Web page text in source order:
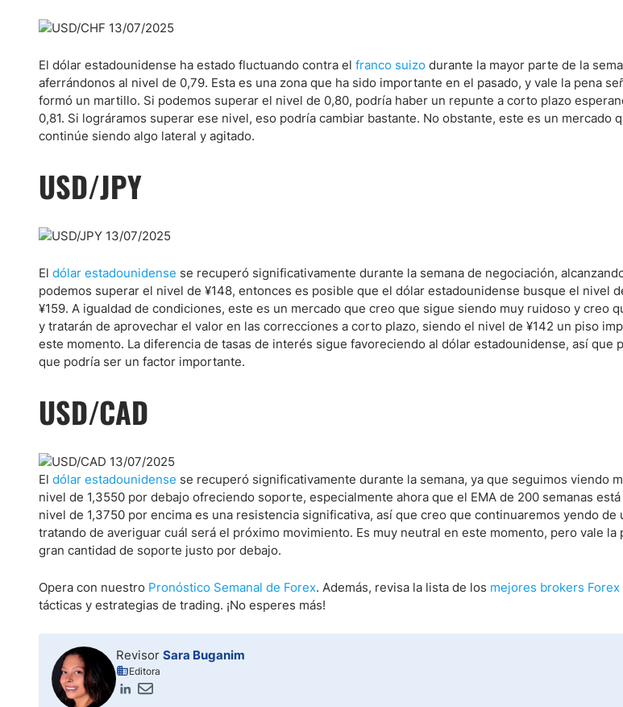
El dólar estadounidense ha estado fluctuando contra el franco suizo durante la mayor parte de la
aferrándonos al nivel de 0,79. Esta es una zona que ha sido importante en el pasado, y vale la pena
formó un martillo. Si podemos superar el nivel de 0,80, podría haber un repunte a corto plazo
0,81. Si lográramos superar ese nivel, eso podría cambiar bastante. No obstante, este es un mercado
continúe siendo algo lateral y agitado.
USD/JPY
El dólar estadounidense se recuperó significativamente durante la semana de negociación,
podemos superar el nivel de ¥148, entonces es posible que el dólar estadounidense busque el nivel
¥159. A igualdad de condiciones, este es un mercado que creo que sigue siendo muy ruidoso y creo
y tratarán de aprovechar el valor en las correcciones a corto plazo, siendo el nivel de ¥142 un piso
este momento. La diferencia de tasas de interés sigue favoreciendo al dólar estadounidense, así que
que podría ser un factor importante.
USD/CAD
El dólar estadounidense se recuperó significativamente durante la semana, ya que seguimos viendo
nivel de 1,3550 por debajo ofreciendo soporte, especialmente ahora que el EMA de 200 semanas
nivel de 1,3750 por encima es una resistencia significativa, así que creo que continuaremos yendo de
tratando de averiguar cuál será el próximo movimiento. Es muy neutral en este momento, pero vale la
gran cantidad de soporte justo por debajo.
Opera con nuestro Pronóstico Semanal de Forex. Además, revisa la lista de los mejores brokers Forex
tácticas y estrategias de trading. ¡No esperes más!
Revisor Sara Buganim
Editora